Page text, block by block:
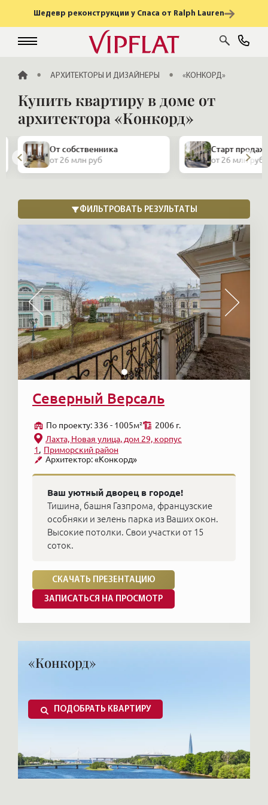
Шедевр реконструкции у Спаса от Ralph Lauren
ГЛАВНАЯАРХИТЕКТОРЫ И ДИЗАЙНЕРЫ «КОНКОРД»
Купить квартиру в доме от
архитектора «Конкорд»
От собственника
от 26 млн руб
Старт продаж
от 26 млн руб
Северный Версаль
По проекту: 336 - 1005м² 2006 г.
Архитектор: «Конкорд»
Лахта, Новая улица, дом 29, корпус
1
Приморский район
Ваш уютный дворец в городе!
Тишина, башня Газпрома, французские
особняки и зелень парка из Ваших окон.
Высокие потолки. Свои участки от 15
соток.
СКАЧАТЬ ПРЕЗЕНТАЦИЮ
ЗАПИСАТЬСЯ НА ПРОСМОТР
«Конкорд»
ПОДОБРАТЬ КВАРТИРУ